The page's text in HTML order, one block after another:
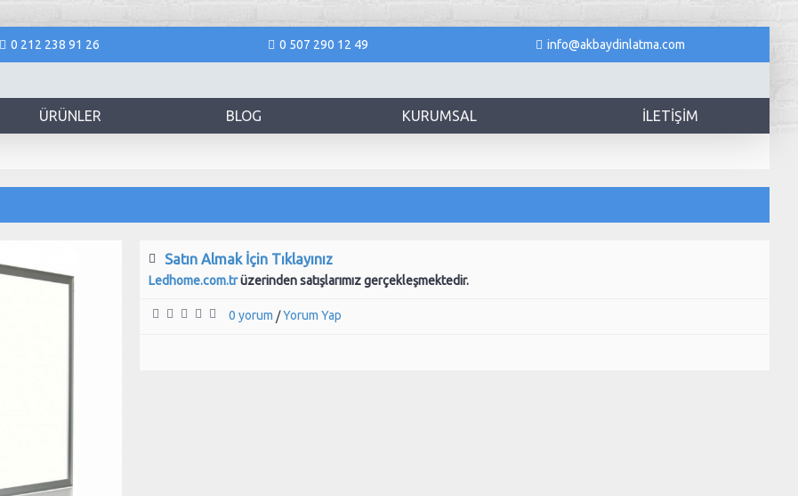
0 212 238 91 26 0 507 290 12 49 info@akbaydinlatma.com
ÜRÜNLER BLOG KURUMSAL İLETIŞIM
Satın Almak İçin Tıklayınız
Ledhome.com.trüzerinden satışlarımız gerçekleşmektedir.
0 yorum /Yorum Yap